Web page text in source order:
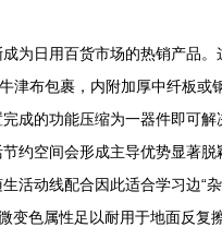
为日用百货市场的热销产品。
津布包裹，内附加厚中纤板或
成的功能压缩为一器件即可解
约空间会形成主导优势显著脱
活动线配合因此适合学习边“
变色属性足以耐用于地面反复